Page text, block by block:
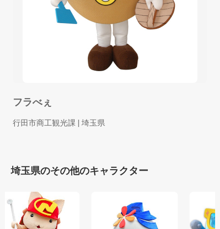
フラべぇ
行田市商工観光課 | 埼玉県
埼玉県のその他のキャラクター